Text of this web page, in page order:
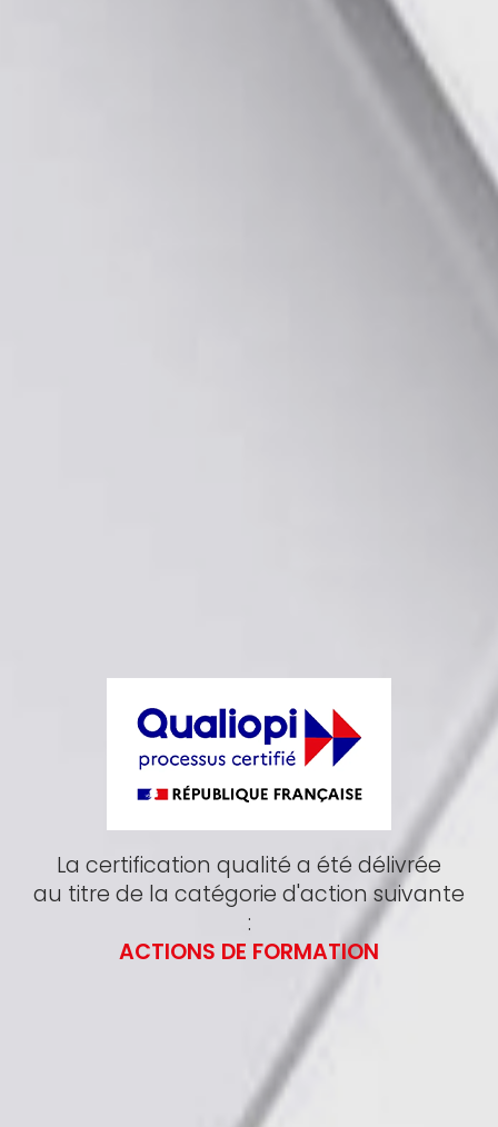
La certification qualité a été délivrée
au titre de la catégorie d'action suivante
:
ACTIONS DE FORMATION